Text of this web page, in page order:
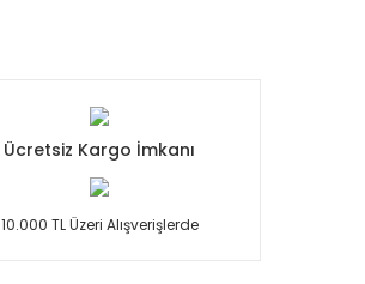
Ücretsiz Kargo İmkanı
10.000 TL Üzeri Alışverişlerde